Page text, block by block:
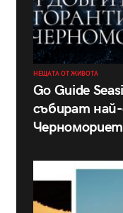
НЕЩАТА ОТ ЖИВОТА
Go Guide
събират